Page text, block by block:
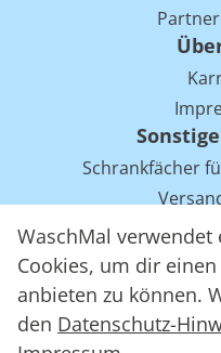
WaschMal
Cookies, um dir
anbieten zu können.
den Datenschutz-
Schrankfächer
Einsparpotentiale für
Arbeitskleidung
WaschMal